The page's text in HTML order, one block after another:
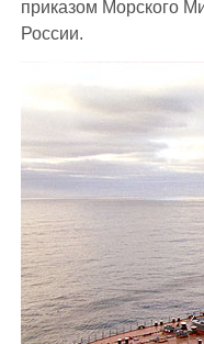
приказом Морского
России.